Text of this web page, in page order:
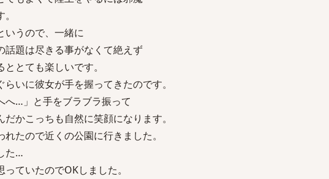
いうので、一緒に
話題は尽きる事がなくて絶えず
とても楽しいです。
いに彼女が手を握ってきたのです。
へ…」と手をブラブラ振って
かこっちも自然に笑顔になります。
たので近くの公園に行きました。
た…
ていたのでOKしました。